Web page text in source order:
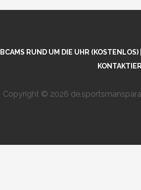
RUND UM DIE UHR (KOSTENLOS)
Copyright © 2026